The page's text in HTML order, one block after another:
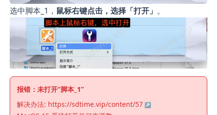
选中脚本_1， 鼠标右键点击，选择「打开」 。
报错：未打开“脚本_1”
解决办法: https://sdtime.vip/content/57